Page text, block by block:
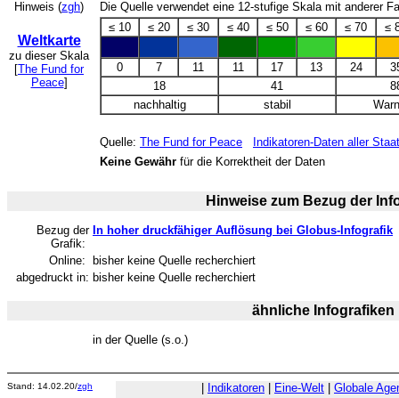
Hinweis (zgh) Die Quelle verwendet eine 12-stufige Skala mit anderer
Weltkarte
zu dieser Skala
[The Fund for
Peace]
≤ 10 ≤ 20 ≤ 30 ≤ 40 ≤ 50 ≤ 60 ≤ 70 ≤
0 7 11 11 17 13 24
18
41
nachhaltig
stabil
Quelle: The Fund for Peace
Indikatoren-Daten aller
Keine Gewähr für die Korrektheit der Daten
Hinweise zum Bezug der
Bezug der
Grafik:
In hoher druckfähiger Auflösung bei Globus-Infografik
Online:
bisher keine Quelle recherchiert
abgedruckt in: bisher keine Quelle recherchiert
ähnliche Infografiken
in der Quelle (s.o.)
Stand: 14.02.20/zgh Indikatoren Eine-Welt Globale